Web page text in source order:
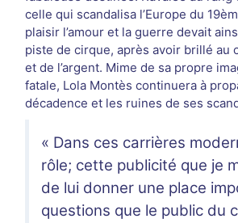
celle qui scandalisa l’Europe du
plaisir l’amour et la guerre devait
piste de cirque, après avoir brillé
et de l’argent. Mime de sa propre
fatale, Lola Montès continuera à
décadence et les ruines de ses
« Dans ces carrières
rôle; cette publicité que je
de lui donner une place
questions que le public du